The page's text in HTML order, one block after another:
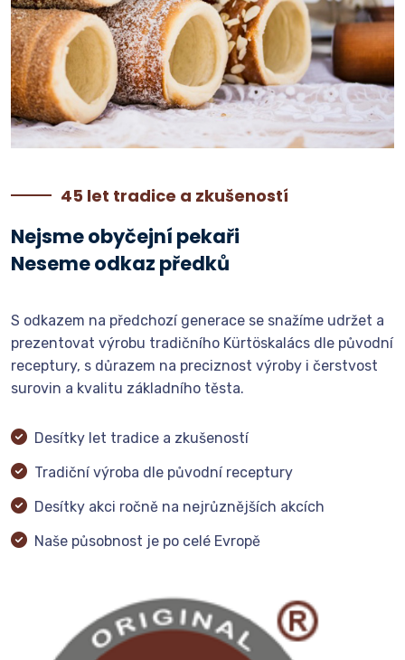
45 let tradice a zkušeností
Nejsme obyčejní pekaři
Neseme odkaz předků
S odkazem na předchozí generace se snažíme udržet a
prezentovat výrobu tradičního Kürtöskalács dle původní
receptury, s důrazem na preciznost výroby i čerstvost
surovin a kvalitu základního těsta.
Desítky let tradice a zkušeností
Tradiční výroba dle původní receptury
Desítky akci ročně na nejrůznějších akcích
Naše působnost je po celé Evropě